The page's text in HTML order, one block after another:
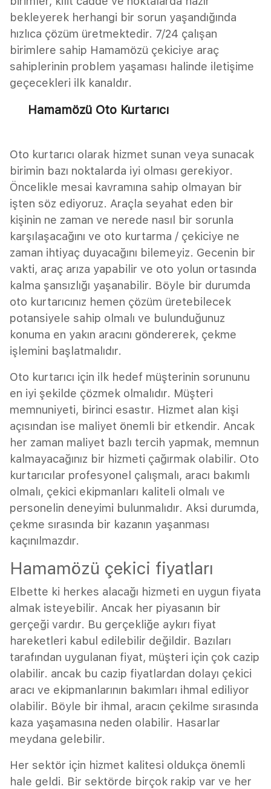
bekleyerek herhangi bir sorun yaşandığında
hızlıca çözüm üretmektedir. 7/24 çalışan
birimlere sahip Hamamözü çekiciye araç
sahiplerinin problem yaşaması halinde iletişime
geçecekleri ilk kanaldır.
Hamamözü Oto Kurtarıcı
Oto kurtarıcı olarak hizmet sunan veya sunacak
birimin bazı noktalarda iyi olması gerekiyor.
Öncelikle mesai kavramına sahip olmayan bir
işten söz ediyoruz. Araçla seyahat eden bir
kişinin ne zaman ve nerede nasıl bir sorunla
karşılaşacağını ve oto kurtarma / çekiciye ne
zaman ihtiyaç duyacağını bilemeyiz. Gecenin bir
vakti, araç arıza yapabilir ve oto yolun ortasında
kalma şansızlığı yaşanabilir. Böyle bir durumda
oto kurtarıcınız hemen çözüm üretebilecek
potansiyele sahip olmalı ve bulunduğunuz
konuma en yakın aracını göndererek, çekme
işlemini başlatmalıdır.
Oto kurtarıcı için ilk hedef müşterinin sorununu
en iyi şekilde çözmek olmalıdır. Müşteri
memnuniyeti, birinci esastır. Hizmet alan kişi
açısından ise maliyet önemli bir etkendir. Ancak
her zaman maliyet bazlı tercih yapmak, memnun
kalmayacağınız bir hizmeti çağırmak olabilir. Oto
kurtarıcılar profesyonel çalışmalı, aracı bakımlı
olmalı, çekici ekipmanları kaliteli olmalı ve
personelin deneyimi bulunmalıdır. Aksi durumda,
çekme sırasında bir kazanın yaşanması
kaçınılmazdır.
Hamamözü çekici fiyatları
Elbette ki herkes alacağı hizmeti en uygun fiyata
almak isteyebilir. Ancak her piyasanın bir
gerçeği vardır. Bu gerçekliğe aykırı fiyat
hareketleri kabul edilebilir değildir. Bazıları
tarafından uygulanan fiyat, müşteri için çok cazip
olabilir. ancak bu cazip fiyatlardan dolayı çekici
aracı ve ekipmanlarının bakımları ihmal ediliyor
olabilir. Böyle bir ihmal, aracın çekilme sırasında
kaza yaşamasına neden olabilir. Hasarlar
meydana gelebilir.
Her sektör için hizmet kalitesi oldukça önemli
hale geldi. Bir sektörde birçok rakip var ve her